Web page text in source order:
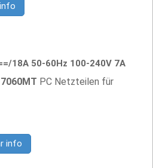
18A 50-60Hz 100-240V 7A
PC Netzteilen für
info